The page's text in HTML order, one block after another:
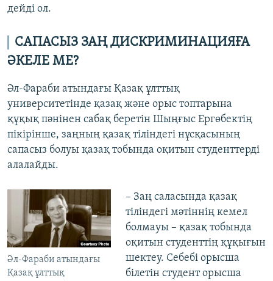
дейді ол.
САПАСЫЗ ЗАҢ ДИСКРИМИНАЦИЯҒА
ӘКЕЛЕ МЕ?
Әл-Фараби атындағы Қазақ ұлттық
университетінде қазақ және орыс топтарына
құқық пәнінен сабақ беретін Шыңғыс Ергөбектің
пікірінше, заңның қазақ тіліндегі нұсқасының
сапасыз болуы қазақ тобында оқитын студенттерді
алалайды.
Әл-Фараби атындағы
Қазақ ұлттық
– Заң саласында қазақ
тіліндегі мәтіннің кемел
болмауы – қазақ тобында
оқитын студенттің құқығын
шектеу. Себебі орысша
білетін студент орысша